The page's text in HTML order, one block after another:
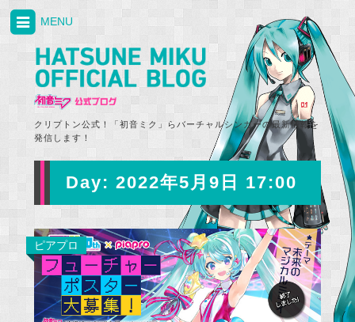
クリプトン公式！「初音ミク」らバーチャルシンガーの最新情報を
発信します！
MENU
Day: 2022年5月9日 17:00
ピアプロ